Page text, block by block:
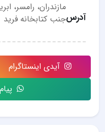
آدرس
مازندران، رامسر،
جنب کتابخانه فرید
آیدی اینستاگرام